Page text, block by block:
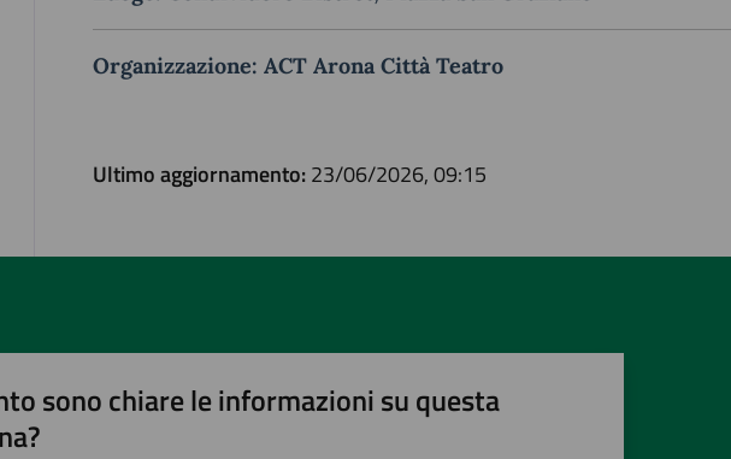
Organizzazione: ACT Arona Città Teatro
Ultimo aggiornamento:23/06/2026, 09:15
sono chiare le informazioni su questa